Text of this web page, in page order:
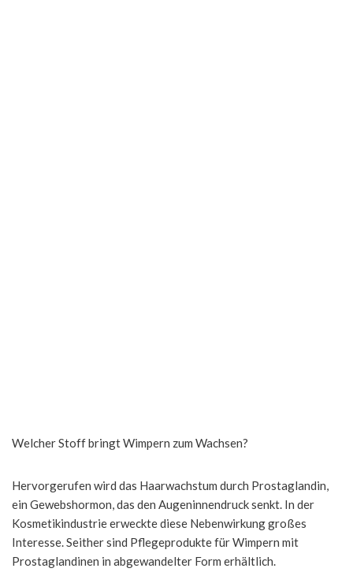
Welcher Stoff bringt Wimpern zum Wachsen?
Hervorgerufen wird das Haarwachstum durch Prostaglandin,
ein Gewebshormon, das den Augeninnendruck senkt. In der
Kosmetikindustrie erweckte diese Nebenwirkung großes
Interesse. Seither sind Pflegeprodukte für Wimpern mit
Prostaglandinen in abgewandelter Form erhältlich.